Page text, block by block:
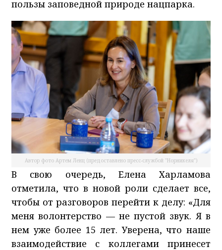
пользы заповедной природе нацпарка.
Автор фото Артем Ленц (предоставлено пресс-службой "Норникеля")
В свою очередь, Елена Харламова
отметила, что в новой роли сделает все,
чтобы от разговоров перейти к делу: «Для
меня волонтерство — не пустой звук. Я в
нем уже более 15 лет. Уверена, что наше
взаимодействие с коллегами принесет